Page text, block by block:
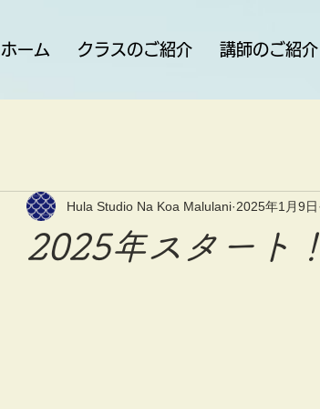
ホーム クラスのご紹介 講師のご紹介
2025年スタート！
Hula Studio Na Koa Malulani 2025年1月9日